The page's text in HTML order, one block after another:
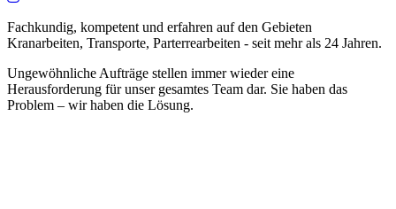
Fachkundig, kompetent und erfahren auf den Gebieten
Kranarbeiten, Transporte, Parterrearbeiten - seit mehr als 24 Jahren.
Ungewöhnliche Aufträge stellen immer wieder eine
Herausforderung für unser gesamtes Team dar. Sie haben das
Problem – wir haben die Lösung.